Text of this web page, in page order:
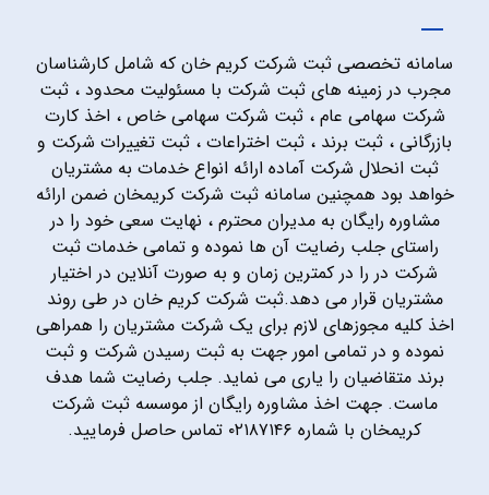
سامانه تخصصی ثبت شرکت کریم خان که شامل کارشناسان
مجرب در زمینه های ثبت شرکت با مسئولیت محدود ، ثبت
شرکت سهامی عام ، ثبت شرکت سهامی خاص ، اخذ کارت
بازرگانی ، ثبت برند ، ثبت اختراعات ، ثبت تغییرات شرکت و
ثبت انحلال شرکت آماده ارائه انواع خدمات به مشتریان
خواهد بود همچنین سامانه ثبت شرکت کریمخان ضمن ارائه
مشاوره رایگان به مدیران محترم ، نهایت سعی خود را در
راستای جلب رضایت آن ها نموده و تمامی خدمات ثبت
شرکت در را در کمترین زمان و به صورت آنلاین در اختیار
مشتریان قرار می دهد.ثبت شرکت کریم خان در طی روند
اخذ کلیه مجوزهای لازم برای یک شرکت مشتریان را همراهی
نموده و در تمامی امور جهت به ثبت رسیدن شرکت و ثبت
برند متقاضیان را یاری می نماید. جلب رضایت شما هدف
ماست. جهت اخذ مشاوره رایگان از موسسه ثبت شرکت
کریمخان با شماره ۰۲۱۸۷۱۴۶ تماس حاصل فرمایید.